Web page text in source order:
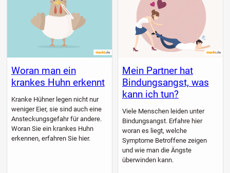
Woran man ein
krankes Huhn erkennt
Kranke Hühner legen nicht nur
weniger Eier, sie sind auch eine
Ansteckungsgefahr für andere.
Woran Sie ein krankes Huhn
erkennen, erfahren Sie hier.
Mein Partner hat
Bindungsangst, was
kann ich tun?
Viele Menschen leiden unter
Bindungsangst. Erfahre hier
woran es liegt, welche
Symptome Betroffene zeigen
und wie man die Ängste
überwinden kann.